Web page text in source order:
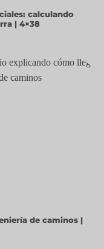
calculando
| 4×38
de caminos |